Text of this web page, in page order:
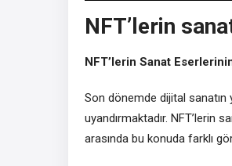
NFT’lerin
NFT’lerin Sanat
Son dönemde dijital sanatın
uyandırmaktadır. NFT’lerin
arasında bu konuda farklı